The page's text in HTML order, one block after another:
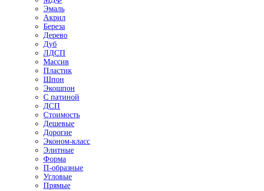
Эмаль
Акрил
Береза
Дерево
Дуб
ЛДСП
Массив
Пластик
Шпон
Экошпон
С патиной
ДСП
Стоимость
Дешевые
Дорогие
Эконом-класс
Элитные
Форма
П-образные
Угловые
Прямые